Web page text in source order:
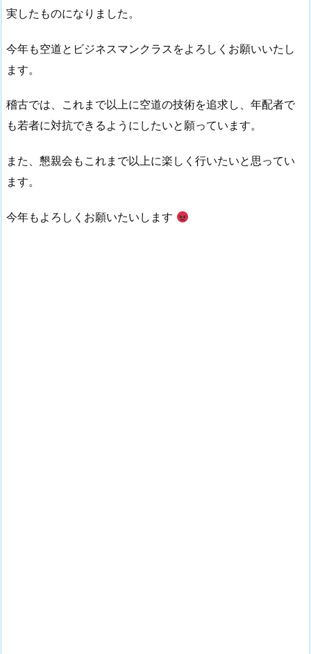
実したものになりました。
今年も空道とビジネスマンクラスをよろしくお願いいたし
ます。
稽古では、これまで以上に空道の技術を追求し、年配者で
も若者に対抗できるようにしたいと願っています。
また、懇親会もこれまで以上に楽しく行いたいと思ってい
ます。
今年もよろしくお願いたいします